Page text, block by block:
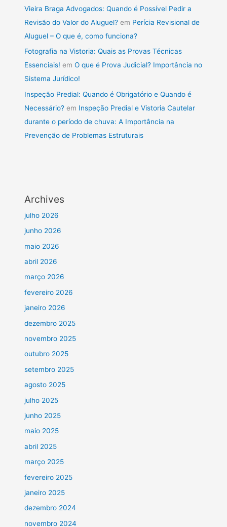
Vieira Braga Advogados: Quando é Possível Pedir a
Revisão do Valor do Aluguel? em Perícia Revisional de
Aluguel – O que é, como funciona?
Fotografia na Vistoria: Quais as Provas Técnicas
Essenciais! emO que é Prova Judicial? Importância no
Sistema Jurídico!
Inspeção Predial: Quando é Obrigatório e Quando é
Necessário? em Inspeção Predial e Vistoria Cautelar
durante o período de chuva: A Importância na
Prevenção de Problemas Estruturais
Archives
julho 2026
junho 2026
maio 2026
abril 2026
março 2026
fevereiro 2026
janeiro 2026
dezembro 2025
novembro 2025
outubro 2025
setembro 2025
agosto 2025
julho 2025
junho 2025
maio 2025
abril 2025
março 2025
fevereiro 2025
janeiro 2025
dezembro 2024
novembro 2024